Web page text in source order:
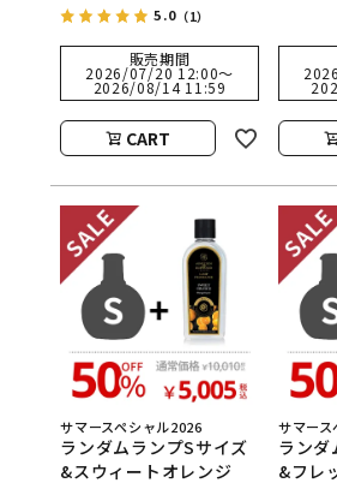
5.0 （1）
販売期間
2026/07/20 12:00〜
2026/08/14 11:59
CART
サマースペシャル2026
ランダムランプSサイズ
&スウィートオレンジ
サマー
ランダ
&フレ